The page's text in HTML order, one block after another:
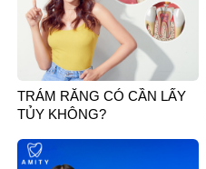
TRÁM RĂNG CÓ CẦN LẤY
TỦY KHÔNG?